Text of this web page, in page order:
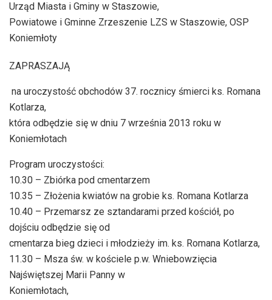
Urząd Miasta i Gminy w Staszowie,
Powiatowe i Gminne Zrzeszenie LZS w Staszowie, OSP
Koniemłoty
ZAPRASZAJĄ
na uroczystość obchodów 37. rocznicy śmierci ks. Romana
Kotlarza,
która odbędzie się w dniu 7 września 2013 roku w
Koniemłotach
Program uroczystości:
10.30 – Zbiórka pod cmentarzem
10.35 – Złożenia kwiatów na grobie ks. Romana Kotlarza
10.40 – Przemarsz ze sztandarami przed kościół, po
dojściu odbędzie się od
cmentarza bieg dzieci i młodzieży im. ks. Romana Kotlarza,
11.30 – Msza św. w kościele p.w. Wniebowzięcia
Najświętszej Marii Panny w
Koniemłotach,